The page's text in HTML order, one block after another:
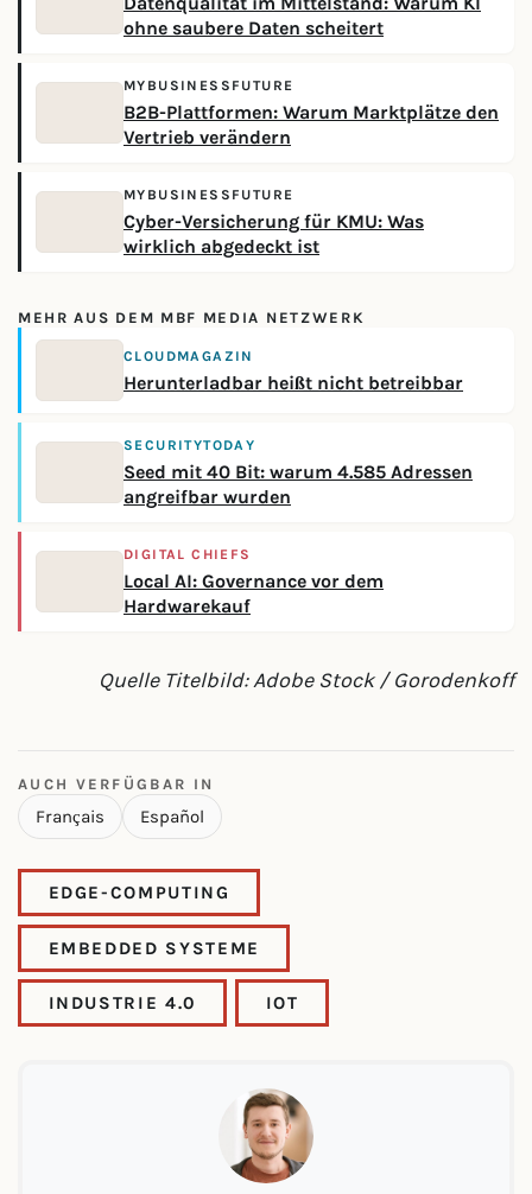
ohne saubere Daten scheitert
MYBUSINESSFUTURE
B2B-Plattformen: Warum Marktplätze den
Vertrieb verändern
MYBUSINESSFUTURE
Cyber-Versicherung für KMU: Was
wirklich abgedeckt ist
MEHR AUS DEM MBF MEDIA NETZWERK
CLOUDMAGAZIN
Herunterladbar heißt nicht betreibbar
SECURITYTODAY
Seed mit 40 Bit: warum 4.585 Adressen
angreifbar wurden
DIGITAL CHIEFS
Local AI: Governance vor dem
Hardwarekauf
Quelle Titelbild: Adobe Stock / Gorodenkoff
AUCH VERFÜGBAR IN
Français Español
EDGE-COMPUTING
EMBEDDED SYSTEME
INDUSTRIE 4.0 IOT